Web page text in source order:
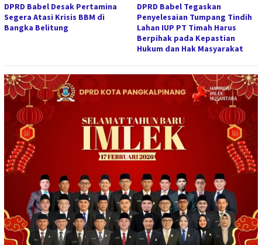
DPRD Babel Desak Pertamina
Segera Atasi Krisis BBM di
Bangka Belitung
DPRD Babel Tegaskan
Penyelesaian Tumpang Tindih
Lahan IUP PT Timah Harus
Berpihak pada Kepastian
Hukum dan Hak Masyarakat